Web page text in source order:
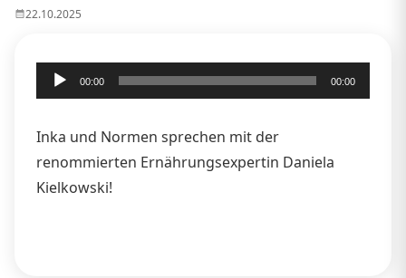
22.10.2025
Audio-
Player
00:00 00:00
Inka und Normen sprechen mit der
renommierten Ernährungsexpertin Daniela
Kielkowski!